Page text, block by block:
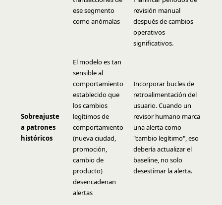
ese segmento
como anómalas
revisión manual
después de cambios
operativos
significativos.
Sobreajuste
a patrones
históricos
El modelo es tan
sensible al
comportamiento
establecido que
los cambios
legítimos de
comportamiento
(nueva ciudad,
promoción,
cambio de
producto)
desencadenan
alertas
Incorporar bucles de
retroalimentación del
usuario. Cuando un
revisor humano marca
una alerta como
"cambio legítimo", eso
debería actualizar el
baseline, no solo
desestimar la alerta.